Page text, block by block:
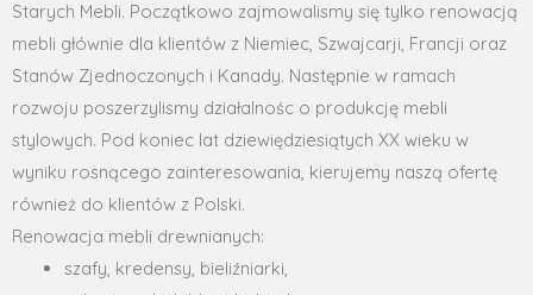
Starych Mebli. Początkowo zajmowalismy się tylko renowacją
mebli głównie dla klientów z Niemiec, Szwajcarji, Francji oraz
Stanów Zjednoczonych i Kanady. Następnie w ramach
rozwoju poszerzylismy działalnośc o produkcję mebli
stylowych. Pod koniec lat dziewiędziesiątych XX wieku w
wyniku rosnącego zainteresowania, kierujemy naszą ofertę
również do klientów z Polski.
Renowacja mebli drewnianych:
szafy, kredensy, bieliźniarki,